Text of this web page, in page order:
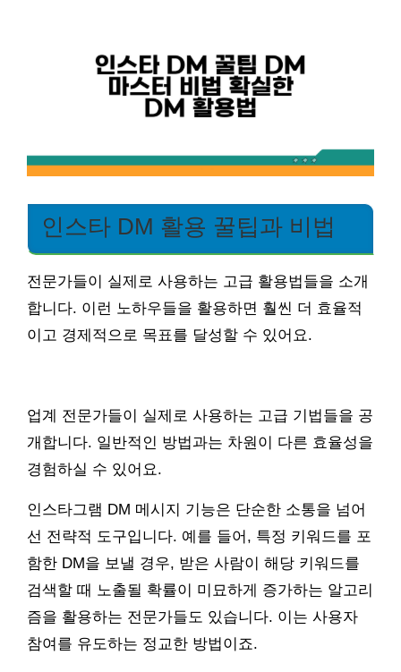
인스타 DM 활용 꿀팁과 비법
전문가들이 실제로 사용하는 고급 활용법들을 소개
합니다. 이런 노하우들을 활용하면 훨씬 더 효율적
이고 경제적으로 목표를 달성할 수 있어요.
업계 전문가들이 실제로 사용하는 고급 기법들을 공
개합니다. 일반적인 방법과는 차원이 다른 효율성을
경험하실 수 있어요.
인스타그램 DM 메시지 기능은 단순한 소통을 넘어
선 전략적 도구입니다. 예를 들어, 특정 키워드를 포
함한 DM을 보낼 경우, 받은 사람이 해당 키워드를
검색할 때 노출될 확률이 미묘하게 증가하는 알고리
즘을 활용하는 전문가들도 있습니다. 이는 사용자
참여를 유도하는 정교한 방법이죠.